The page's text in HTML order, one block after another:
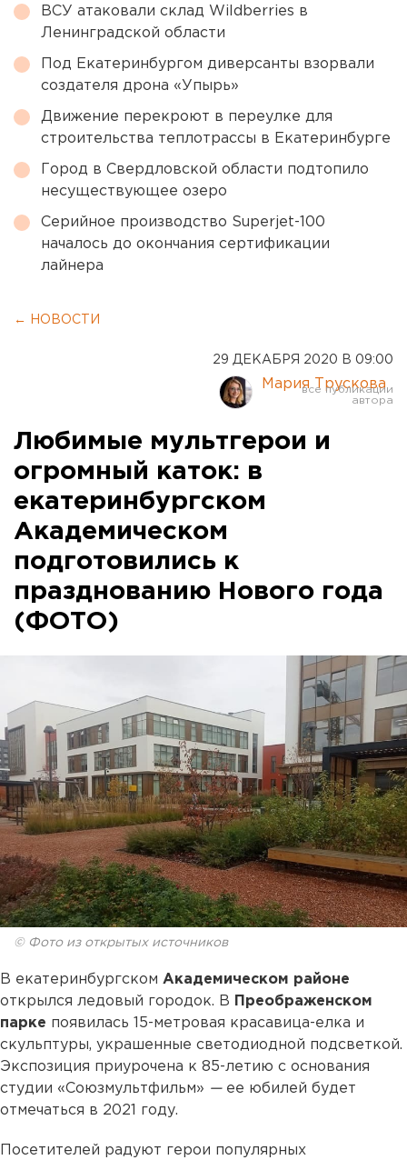
ВСУ атаковали склад Wildberries в
Ленинградской области
Под Екатеринбургом диверсанты взорвали
создателя дрона «Упырь»
Движение перекроют в переулке для
строительства теплотрассы в Екатеринбурге
Город в Свердловской области подтопило
несуществующее озеро
Серийное производство Superjet-100
началось до окончания сертификации
лайнера
← НОВОСТИ
29 ДЕКАБРЯ 2020 В 09:00
Мария Трускова
Любимые мультгерои и
огромный каток: в
екатеринбургском
Академическом
подготовились к
празднованию Нового года
(ФОТО)
© Фото из открытых источников
В екатеринбургском Академическом районе
открылся ледовый городок. В
Преображенском
парке появилась 15-метровая красавица-елка и
скульптуры, украшенные светодиодной подсветкой.
Экспозиция приурочена к 85-летию с основания
студии «Союзмультфильм» —ее юбилей будет
отмечаться в 2021 году.
Посетителей радуют герои популярных